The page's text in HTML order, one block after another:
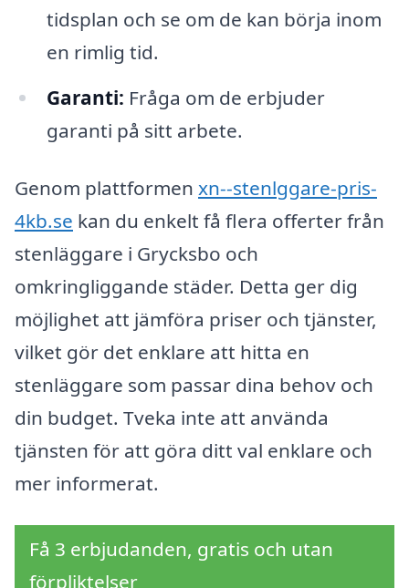
tidsplan och se om de kan börja inom
en rimlig tid.
Garanti: Fråga om de erbjuder
garanti på sitt arbete.
Genom plattformen xn--stenlggare-pris-
4kb.se kan du enkelt få flera offerter från
stenläggare i Grycksbo och
omkringliggande städer. Detta ger dig
möjlighet att jämföra priser och tjänster,
vilket gör det enklare att hitta en
stenläggare som passar dina behov och
din budget. Tveka inte att använda
tjänsten för att göra ditt val enklare och
mer informerat.
Få 3 erbjudanden, gratis och utan
förpliktelser